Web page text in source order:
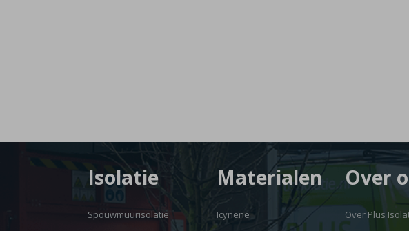
Isolatie
Spouwmuurisolatie
Materialen
Icynene
Over
Over Plus